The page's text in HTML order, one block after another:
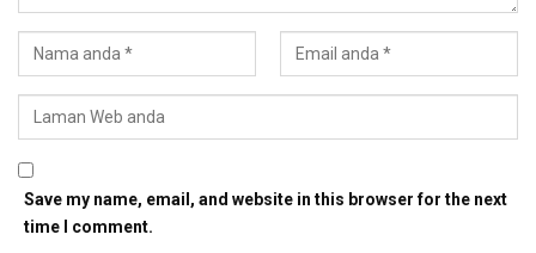
Save my name, email, and website in this browser for the next
time I comment.